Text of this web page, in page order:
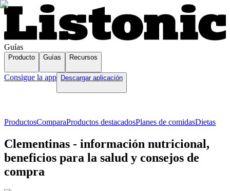
Guías
Producto Guías Recursos
Consigue la app Descargar aplicación
ProductosComparaProductos destacadosPlanes de comidasDietas
Clementinas - información nutricional,
beneficios para la salud y consejos de
compra